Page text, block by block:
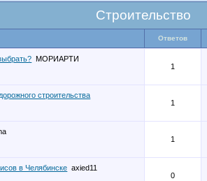
Строительство
Ответов
МОРИАРТИ
1
строительства
1
1
в Челябинске axied11
0